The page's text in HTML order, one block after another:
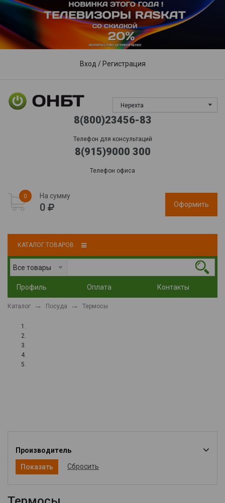
Пункты выдачи Доставка Гарантия, сервис
Обработка заказов:
пн-пт: 09:00 - 17:00,сб-вс: выходной
Вход / Регистрация
Нерехта
8(800)23456-83
Телефон для консультаций
8(915)9000 300
Телефон офиса
0 На сумму
0 Оформить
КАТАЛОГ ТОВАРОВ
Все товары
Профиль Оплата Контакты
Каталог Посуда Термосы
Производитель
Сбросить